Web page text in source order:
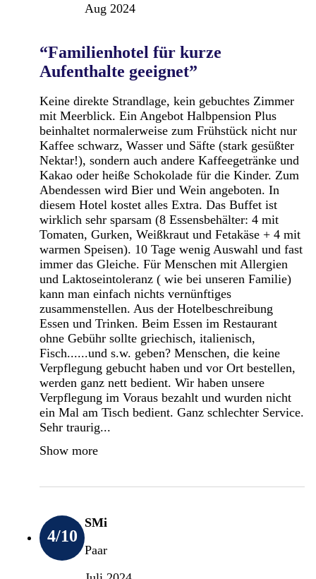
Aug 2024
“Familienhotel für kurze
Aufenthalte geeignet”
Keine direkte Strandlage, kein gebuchtes Zimmer
mit Meerblick. Ein Angebot Halbpension Plus
beinhaltet normalerweise zum Frühstück nicht nur
Kaffee schwarz, Wasser und Säfte (stark gesüßter
Nektar!), sondern auch andere Kaffeegetränke und
Kakao oder heiße Schokolade für die Kinder. Zum
Abendessen wird Bier und Wein angeboten. In
diesem Hotel kostet alles Extra. Das Buffet ist
wirklich sehr sparsam (8 Essensbehälter: 4 mit
Tomaten, Gurken, Weißkraut und Fetakäse + 4 mit
warmen Speisen). 10 Tage wenig Auswahl und fast
immer das Gleiche. Für Menschen mit Allergien
und Laktoseintoleranz ( wie bei unseren Familie)
kann man einfach nichts vernünftiges
zusammenstellen. Aus der Hotelbeschreibung
Essen und Trinken. Beim Essen im Restaurant
ohne Gebühr sollte griechisch, italienisch,
Fisch......und s.w. geben? Menschen, die keine
Verpflegung gebucht haben und vor Ort bestellen,
werden ganz nett bedient. Wir haben unsere
Verpflegung im Voraus bezahlt und wurden nicht
ein Mal am Tisch bedient. Ganz schlechter Service.
Sehr traurig...
Show more
4/10
SMi
Paar